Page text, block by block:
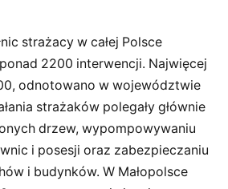
strażacy w całej Polsce
2200 interwencji. Najwięcej
odnotowano w województwie
strażaków polegały głównie
drzew, wypompowywaniu
i posesji oraz zabezpieczaniu
i budynków. W Małopolsce